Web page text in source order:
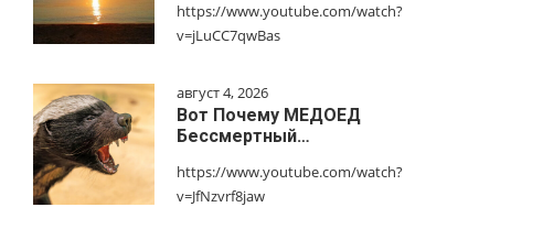
https://www.youtube.com/watch?
v=jLuCC7qwBas
август 4, 2026
Вот Почему МЕДОЕД
Бессмертный…
https://www.youtube.com/watch?
v=JfNzvrf8jaw